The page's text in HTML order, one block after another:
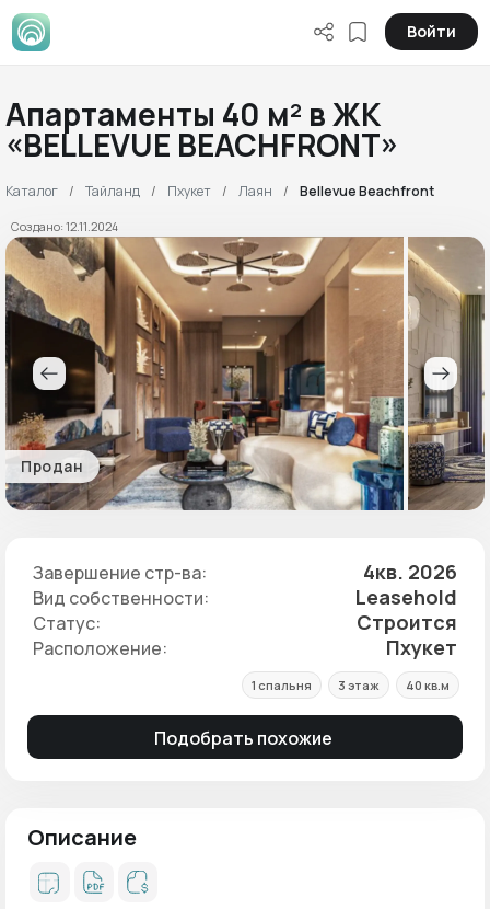
Войти
Апартаменты 40 м² в ЖК
«BELLEVUE BEACHFRONT»
Каталог Тайланд Пхукет Лаян Bellevue Beachfront
Создано: 12.11.2024
Продан
Завершение стр-ва: 4кв. 2026
Вид собственности: Leasehold
Статус: Строится
Расположение: Пхукет
1 спальня 3 этаж 40 кв.м
Подобрать похожие
Описание